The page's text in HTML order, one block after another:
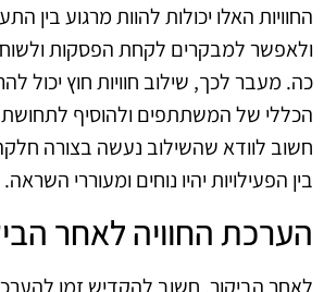
החוויות האלו יכולות להוות מרגוע בין
ולאפשר למבקרים לקחת הפסקות
כה. מעבר לכך, שילוב חוויות חוץ יכול
הכללי של המשתתפים ולהוסיף לתחושת
חשוב לוודא שהשילוב נעשה בצורה
בין הפעילויות יהיו נוחים ומעוררי השראה.
הערכת החוויה לאחר